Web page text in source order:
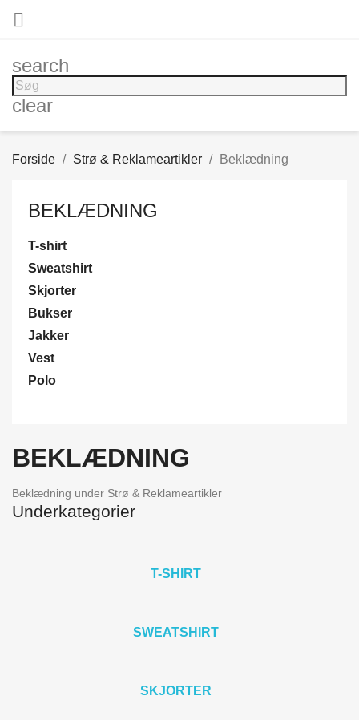

search
clear
Forside Strø & Reklameartikler Beklædning
BEKLÆDNING
T-shirt
Sweatshirt
Skjorter
Bukser
Jakker
Vest
Polo
BEKLÆDNING
Beklædning under Strø & Reklameartikler
Underkategorier
T-SHIRT
SWEATSHIRT
SKJORTER